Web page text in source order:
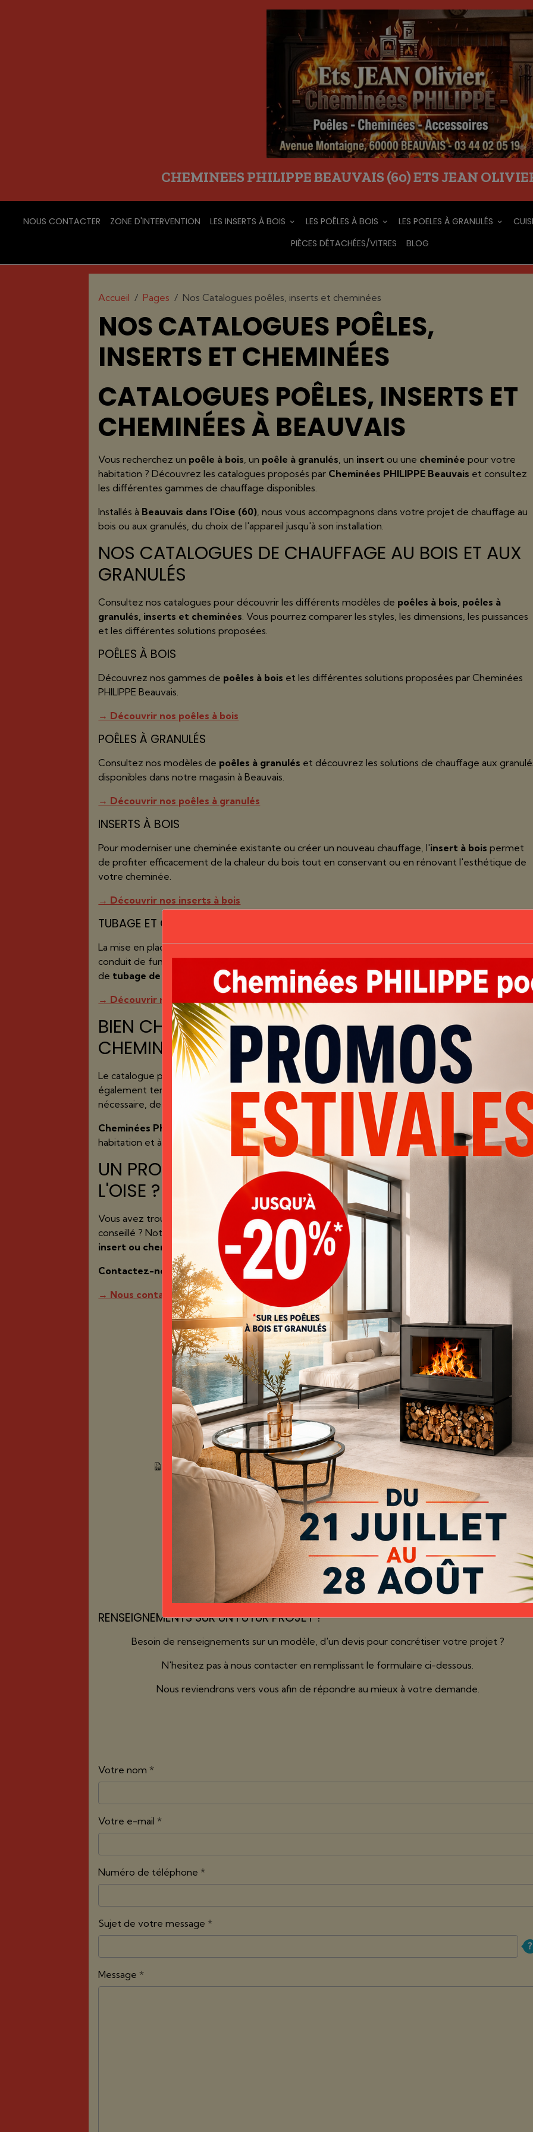
CHEMINEES PHILIPPE BEAUVAIS (60) ETS JEAN
NOUS CONTACTER ZONE D'INTERVENTION LES INSERTS À BOIS LES POÊLES À BOIS LES POELES À GRANULÉS
PIÈCES DÉTACHÉES/VITRES
BLOG
Accueil Pages Nos Catalogues poêles, inserts et cheminées
NOS CATALOGUES POÊLES,
INSERTS ET CHEMINÉES
CATALOGUES POÊLES, INSERTS ET
CHEMINÉES À BEAUVAIS
Vous recherchez un poêle à bois, un poêle à granulés, un insert ou une cheminée pour votre
habitation ? Découvrez les catalogues proposés par Cheminées PHILIPPE Beauvais et consultez
les différentes gammes de chauffage disponibles.
Installés à Beauvais dans l'Oise (60), nous vous accompagnons dans votre projet de chauffage au
bois ou aux granulés, du choix de l'appareil jusqu'à son installation.
NOS CATALOGUES DE CHAUFFAGE AU BOIS ET AUX
GRANULÉS
Consultez nos catalogues pour découvrir les différents modèles de poêles à bois, poêles à
granulés, inserts et cheminées. Vous pourrez comparer les styles, les dimensions, les puissances
et les différentes solutions proposées.
POÊLES À BOIS
Découvrez nos gammes de poêles à bois et les différentes solutions proposées par Cheminées
PHILIPPE Beauvais.
→ Découvrir nos poêles à bois
POÊLES À GRANULÉS
Consultez nos modèles de poêles à granulés et découvrez les solutions de chauffage aux
disponibles dans notre magasin à Beauvais.
→ Découvrir nos poêles à granulés
INSERTS À BOIS
Pour moderniser une cheminée existante ou créer un nouveau chauffage, l'insert à bois permet
de profiter efficacement de la chaleur du bois tout en conservant ou en rénovant l'esthétique de
votre cheminée.
→ Découvrir nos inserts à bois
TUBAGE ET CONDUITS DE CHEMINÉE
La mise en place ou la rénovation d'un appareil de chauffage peut nécessiter l'adaptation du
conduit de fumée. Nous pouvons étudier votre installation et vous accompagner dans votre
de tubage de cheminée à Beauvais.
→ Découvrir notre service de tubage de cheminée
BIEN CHOISIR SON POÊLE, SON INSERT OU SA
CHEMINÉE
Le catalogue permet de découvrir les différents modèles, mais le choix d'un appareil doit
également tenir compte de la surface à chauffer, de l'isolation du logement, de la puissance
nécessaire, de l'emplacement de l'appareil et des caractéristiques du conduit de fumée.
Cheminées PHILIPPE Beauvais
vous conseille afin de trouver une solution adaptée à votre
habitation et à vos besoins.
UN PROJET DE CHAUFFAGE À BEAUVAIS OU DANS
L'OISE ?
Vous avez trouvé un modèle dans l'un de nos catalogues ou vous souhaitez simplement être
conseillé ? Notre équipe vous accompagne dans votre projet de
poêle à bois, poêle à granulés,
insert ou cheminée à Beauvaiset dans les communes environnantes.
Contactez-nous pour obtenir des renseignements ou demander un devis.
→ Nous contacter pour votre projet
Retrouvez nos catalogues en les téléchargeant ici
Poeles Godin rouge 2025(16.36 Mo)
Ravelli bois(4.87 Mo)
Cheminees Philippe 2023(18.62 Mo)
RAVELLI granulés 2025(14.12 Mo)
Catalogue PHILIPPE poeles a bois et a granules (17.09 Mo)
RENSEIGNEMENTS SUR UN FUTUR PROJET ?
Besoin de renseignements sur un modèle, d'un devis pour concrétiser votre projet ?
N'hesitez pas à nous contacter en remplissant le formulaire ci-dessous.
Nous reviendrons vers vous afin de répondre au mieux à votre demande.
Votre nom
Votre e-mail
Numéro de téléphone
Sujet de votre message
Message